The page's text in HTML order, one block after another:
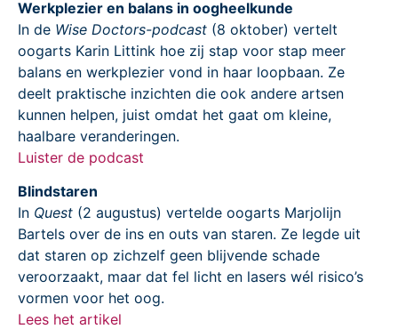
Werkplezier en balans in oogheelkunde
In de Wise Doctors-podcast (8 oktober) vertelt
oogarts Karin Littink hoe zij stap voor stap meer
balans en werkplezier vond in haar loopbaan. Ze
deelt praktische inzichten die ook andere artsen
kunnen helpen, juist omdat het gaat om kleine,
haalbare veranderingen.
Luister de podcast
Blindstaren
In Quest (2 augustus) vertelde oogarts Marjolijn
Bartels over de ins en outs van staren. Ze legde uit
dat staren op zichzelf geen blijvende schade
veroorzaakt, maar dat fel licht en lasers wél risico’s
vormen voor het oog.
Lees het artikel